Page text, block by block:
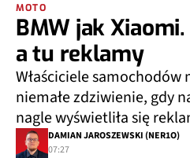
MOTO
BMW jak Xiaomi.
a tu reklamy
Właściciele samochodów
niemałe zdziwienie, gdy
nagle wyświetliła się
DAMIAN JAROSZEWSKI (NER1O)
07:27